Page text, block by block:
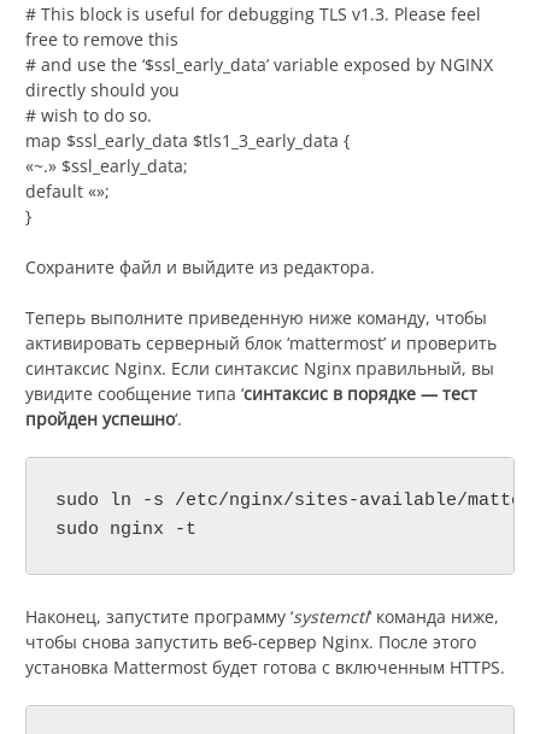
# This block is useful for debugging TLS v1.3. Please feel
free to remove this
# and use the ‘$ssl_early_data’ variable exposed by NGINX
directly should you
# wish to do so.
map $ssl_early_data $tls1_3_early_data {
«~.» $ssl_early_data;
default «»;
}
Сохраните файл и выйдите из редактора.
Теперь выполните приведенную ниже команду, чтобы
активировать серверный блок ‘mattermost’ и проверить
синтаксис Nginx. Если синтаксис Nginx правильный, вы
увидите сообщение типа ‘синтаксис в порядке — тест
пройден успешно‘.
sudo ln -s /etc/nginx/sites-available/
sudo nginx -t
Наконец, запустите программу ‘systemctl‘ команда ниже,
чтобы снова запустить веб-сервер Nginx. После этого
установка Mattermost будет готова с включенным HTTPS.